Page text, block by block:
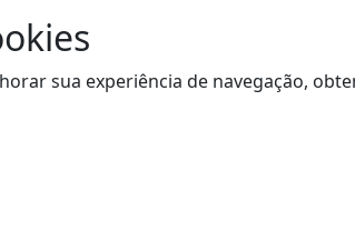
sua experiência de navegação,